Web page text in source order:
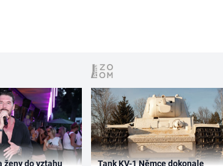
ženy do vztahu
Tank KV-1 Němce dokonale